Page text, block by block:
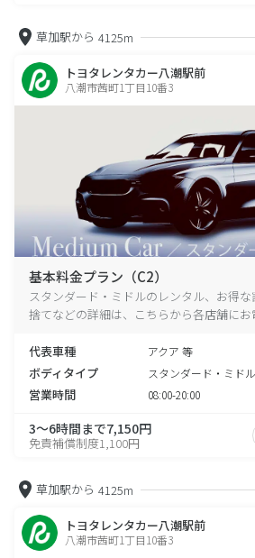
草加駅から 4125m
トヨタレンタカー八潮駅前
八潮市茜町1丁目10番3
基本料金プラン（C2）
スタンダード・ミドルのレンタル、お得
捨てなどの詳細は、こちらから各店舗にお
代表車種 アクア 等
ボディタイプ スタンダード・ミドル
営業時間 08:00-20:00
3～6時間まで7,150円
免責補償制度1,100円
草加駅から 4125m
トヨタレンタカー八潮駅前
八潮市茜町1丁目10番3